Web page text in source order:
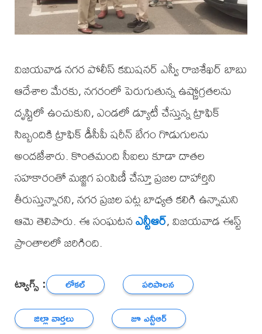
విజయవాడ నగర పోలీస్ కమిషనర్ ఎస్వీ రాజశేఖర్ బాబు
ఆదేశాల మేరకు, నగరంలో పెరుగుతున్న ఉష్ణోగ్రతలను
దృష్టిలో ఉంచుకుని, ఎండలో డ్యూటీ చేస్తున్న ట్రాఫిక్
సిబ్బందికి ట్రాఫిక్ డీసీపీ షరీన్ బేగం గొడుగులను
అందజేశారు. కొంతమంది సీఐలు కూడా దాతల
సహకారంతో మజ్జిగ పంపిణీ చేస్తూ ప్రజల దాహార్తిని
తీరుస్తున్నారని, నగర ప్రజల పట్ల బాధ్యత కలిగి ఉన్నామని
ఆమె తెలిపారు. ఈ సంఘటనఎన్టీఆర్, విజయవాడ ఈస్ట్
ప్రాంతాలలో జరిగింది.
ట్యాగ్స్ : లోకల్
పరిపాలన
జిల్లా వార్తలు
జూ ఎన్టీఆర్